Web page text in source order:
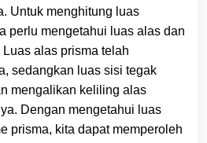
Untuk menghitung luas
perlu mengetahui luas alas dan
Luas alas prisma telah
sedangkan luas sisi tegak
mengalikan keliling alas
Dengan mengetahui luas
prisma, kita dapat memperoleh